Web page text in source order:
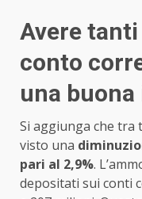
Avere
conto
una buona
Si aggiunga che tra
visto una
pari al 2,9%.
depositati sui conti